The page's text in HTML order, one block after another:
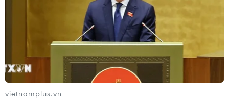
vietnamplus.vn